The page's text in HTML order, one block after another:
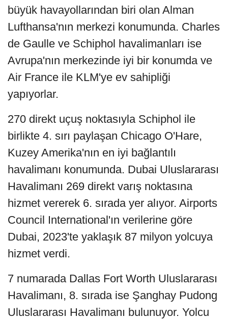
büyük havayollarından biri olan Alman
Lufthansa'nın merkezi konumunda. Charles
de Gaulle ve Schiphol havalimanları ise
Avrupa'nın merkezinde iyi bir konumda ve
Air France ile KLM'ye ev sahipliği
yapıyorlar.
270 direkt uçuş noktasıyla Schiphol ile
birlikte 4. sırı paylaşan Chicago O'Hare,
Kuzey Amerika'nın en iyi bağlantılı
havalimanı konumunda. Dubai Uluslararası
Havalimanı 269 direkt varış noktasına
hizmet vererek 6. sırada yer alıyor. Airports
Council International'ın verilerine göre
Dubai, 2023'te yaklaşık 87 milyon yolcuya
hizmet verdi.
7 numarada Dallas Fort Worth Uluslararası
Havalimanı, 8. sırada ise Şanghay Pudong
Uluslararası Havalimanı bulunuyor. Yolcu